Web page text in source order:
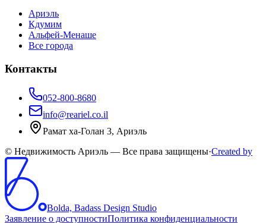
Ариэль
Кдумим
Альфей-Менаше
Все города
Контакты
052-800-8680
info@reariel.co.il
Рамат ха-Голан 3, Ариэль
© Недвижимость Ариэль — Все права защищены·Created by
Bolda, Badass Design Studio
Заявление о доступностиПолитика конфиденциальности